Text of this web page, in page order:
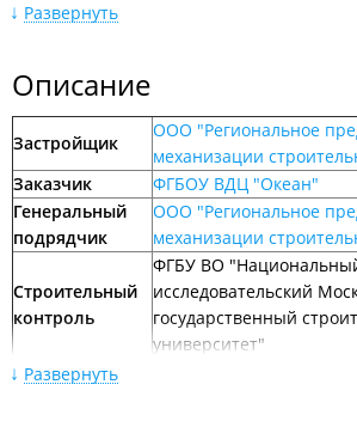
Январь 2021
Декабрь 2020
Развернуть
Описание
Застройщик
ООО "Региональное
механизации
Заказчик
ФГБОУ ВДЦ "Океан"
Генеральный
подрядчик
ООО "Региональное
механизации
Строительный
контроль
ФГБУ ВО
исследовательский
государственный
университет"
Развернуть